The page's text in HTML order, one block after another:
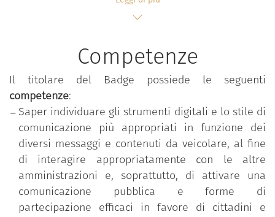
e, soprattutto, di attivare una comunicazione
favore di cittadini e imprese;
il riconoscimento del valore attribuito alle
comunicazioni trasmesse a mezzo PEC nei
confronti di cittadini e imprese e le modalità
per inoltrare validamente istanze e
dichiarazioni per via telematica;
la conoscenza circa le implicazioni operative
dell’obbligo di acquisire d’ufficio le
informazioni già in possesso
dall’amministrazione e del domicilio digitale di
cittadini, professionisti e imprese.
Competenze
Il titolare del Badge possiede le seguenti
competenze:
Saper individuare gli strumenti digitali e lo stile di
comunicazione più appropriati in funzione dei
diversi messaggi e contenuti da veicolare, al fine
di interagire appropriatamente con le altre
amministrazioni e, soprattutto, di attivare una
comunicazione pubblica e forme di
partecipazione efficaci in favore di cittadini e